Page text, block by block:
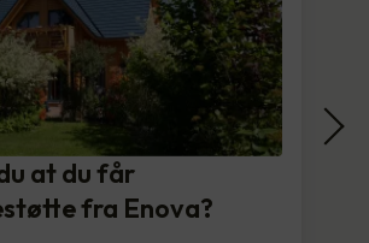
at du får
fra Enova?